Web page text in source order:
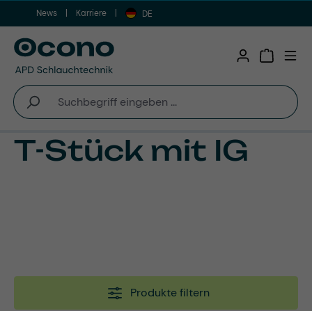
Zum Hauptinhalt springen
News Karriere DE
T-Stück mit IG
Produkte filtern